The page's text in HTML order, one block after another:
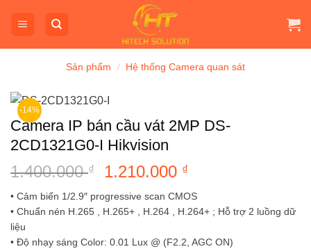
qua
Sản phẩm / Hệ thống Camera quan sát
-14%
Camera IP bán cầu vát 2MP DS-
2CD1321G0-I Hikvision
1.400.000₫
Giá
gốc
là:
1.400.000 ₫.
1.210.000 ₫
hiện
tại
1.210.000 ₫.
• Cảm biến 1/2.9″ progressive scan CMOS
• Chuẩn nén H.265 , H.265+ , H.264 , H.264+ ; Hỗ trợ 2 luồng dữ
liệu
• Độ nhạy sáng Color: 0.01 Lux @ (F2.2, AGC ON)